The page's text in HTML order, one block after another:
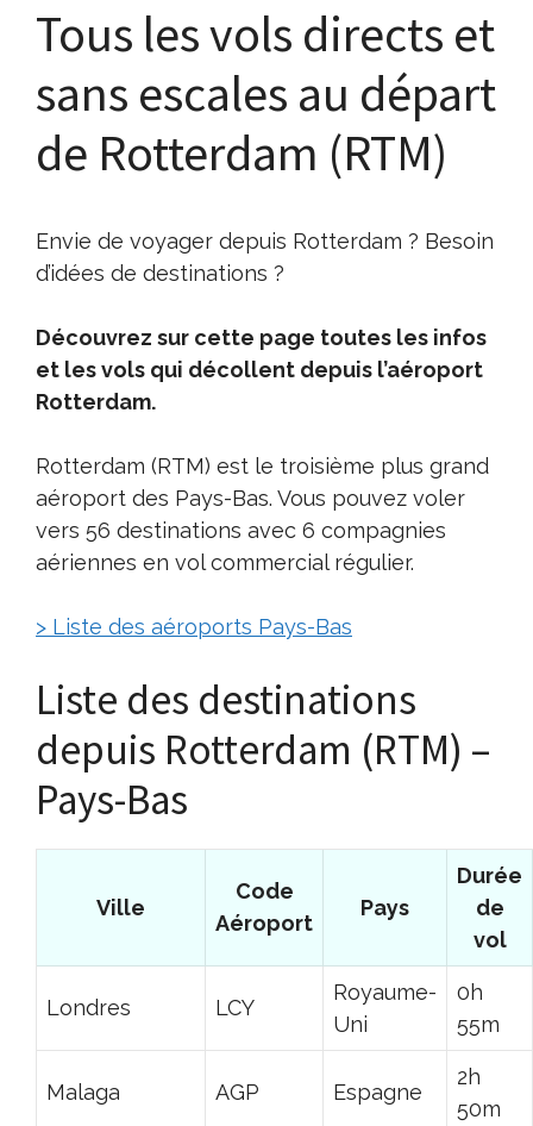
Tous les vols directs et
sans escales au départ
de Rotterdam (RTM)
Envie de voyager depuis Rotterdam ? Besoin
d’idées de destinations ?
Découvrez sur cette page toutes les infos
et les vols qui décollent depuis l’aéroport
Rotterdam.
Rotterdam (RTM) est le troisième plus grand
aéroport des Pays-Bas. Vous pouvez voler
vers 56 destinations avec 6 compagnies
aériennes en vol commercial régulier.
> Liste des aéroports Pays-Bas
Liste des destinations
depuis Rotterdam (RTM) –
Pays-Bas
Ville
Code
Aéroport
Pays
Durée
de
vol
Londres LCY
Royaume-
Uni
0h
55m
Malaga AGP Espagne
2h
50m